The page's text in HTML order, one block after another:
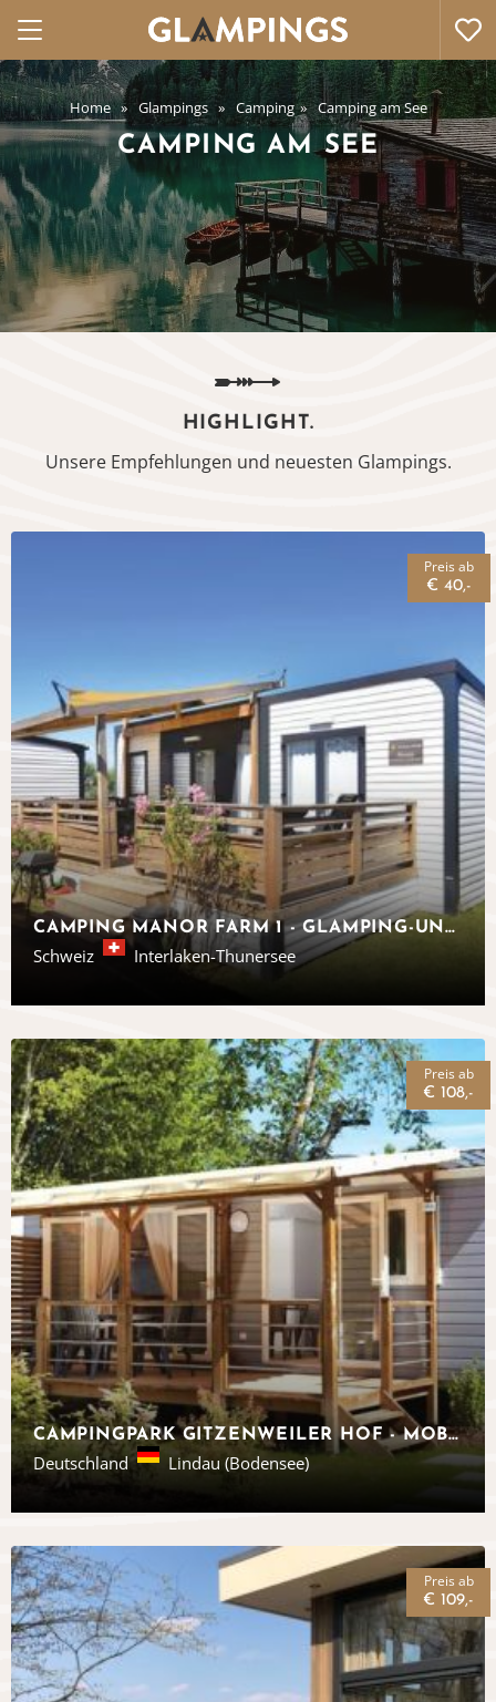
Home Glampings Camping Camping am See
CAMPING AM SEE
HIGHLIGHT.
Unsere Empfehlungen und neuesten Glampings.
CAMPING MANOR FARM 1 - GLAMPING-UNTERKÜNFTE IN INTERLAKEN - EUROCAMP
Schweiz Interlaken-Thunersee
Preis ab
€ 40,-
CAMPINGPARK GITZENWEILER HOF - MOBILHEIME AM BODENSEE - EUROCAMP
Deutschland Lindau (Bodensee)
Preis ab
€ 108,-
Preis ab
€ 109,-